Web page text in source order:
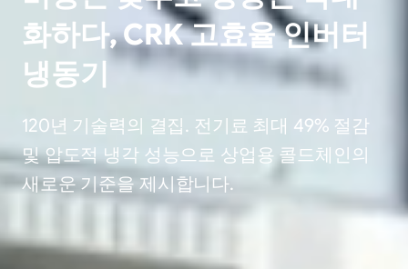
화하다, CRK 고효율 인버터
냉동기
120년 기술력의 결집. 전기료 최대 49% 절감
및 압도적 냉각 성능으로 상업용 콜드체인의
새로운 기준을 제시합니다.